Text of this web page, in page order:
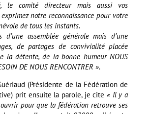
le comité directeur mais aussi vos
notre reconnaissance pour votre
de tous les instants.
assemblée générale mais d’une
de partages de convivialité placée
la détente, de la bonne humeur NOUS
DE NOUS RENCONTRER ».
(Présidente de la Fédération de
prit ensuite la parole, je cite« Il y a
pour que la fédération retrouve ses